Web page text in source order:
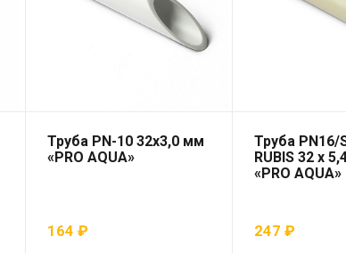
Труба PN-10 32х3,0 мм
«PRO AQUA»
164₽
Труба PN16/
RUBIS 32 x
«PRO AQUA»
247₽